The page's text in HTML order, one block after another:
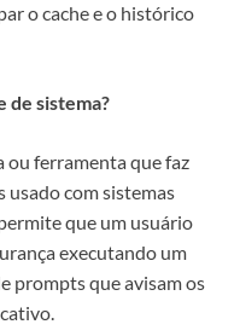
o cache e o histórico
de sistema?
ou ferramenta que faz
usado com sistemas
que um usuário
executando um
prompts que avisam os